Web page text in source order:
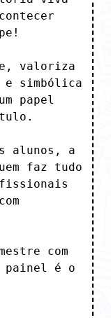
valoriza
e simbólica
papel
alunos, a
faz tudo
com
painel é o